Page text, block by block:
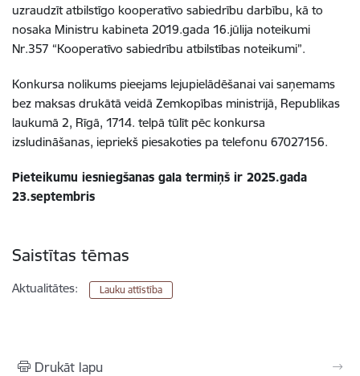
uzraudzīt atbilstīgo kooperatīvo sabiedrību darbību, kā to
nosaka Ministru kabineta 2019.gada 16.jūlija noteikumi
Nr.357 “Kooperatīvo sabiedrību atbilstības noteikumi”.
Konkursa nolikums pieejams lejupielādēšanai vai saņemams
bez maksas drukātā veidā Zemkopības ministrijā, Republikas
laukumā 2, Rīgā, 1714. telpā tūlīt pēc konkursa
izsludināšanas, iepriekš piesakoties pa telefonu 67027156.
Pieteikumu iesniegšanas gala termiņš ir 2025.gada
23.septembris
Saistītas tēmas
Aktualitātes: Lauku attīstība
Drukāt lapu